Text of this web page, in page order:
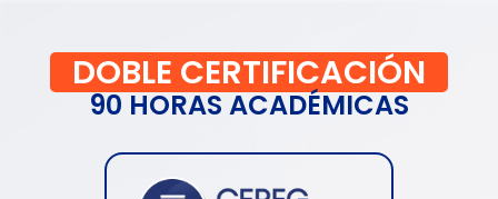
DOBLE CERTIFICACIÓN
90 HORAS ACADÉMICAS